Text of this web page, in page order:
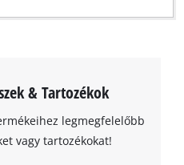
& Tartozékok
legmegfelelőbb
vagy tartozékokat!